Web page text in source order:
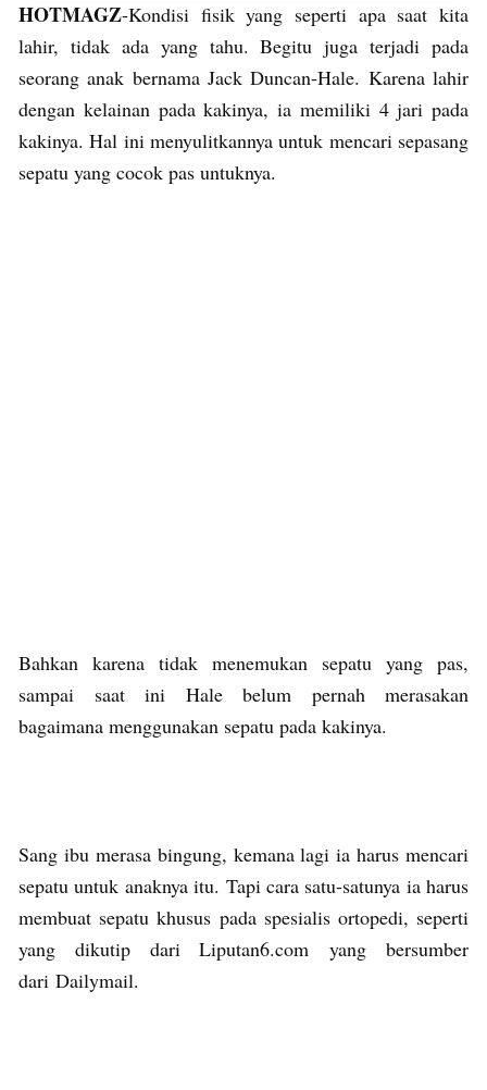
HOTMAGZ-Kondisi fisik yang seperti apa saat kita
lahir, tidak ada yang tahu. Begitu juga terjadi pada
seorang anak bernama Jack Duncan-Hale. Karena lahir
dengan kelainan pada kakinya, ia memiliki 4 jari pada
kakinya. Hal ini menyulitkannya untuk mencari sepasang
sepatu yang cocok pas untuknya.
Bahkan karena tidak menemukan sepatu yang pas,
sampai saat ini Hale belum pernah merasakan
bagaimana menggunakan sepatu pada kakinya.
Sang ibu merasa bingung, kemana lagi ia harus mencari
sepatu untuk anaknya itu. Tapi cara satu-satunya ia harus
membuat sepatu khusus pada spesialis ortopedi, seperti
yang dikutip dari Liputan6.com yang bersumber
dari Dailymail.